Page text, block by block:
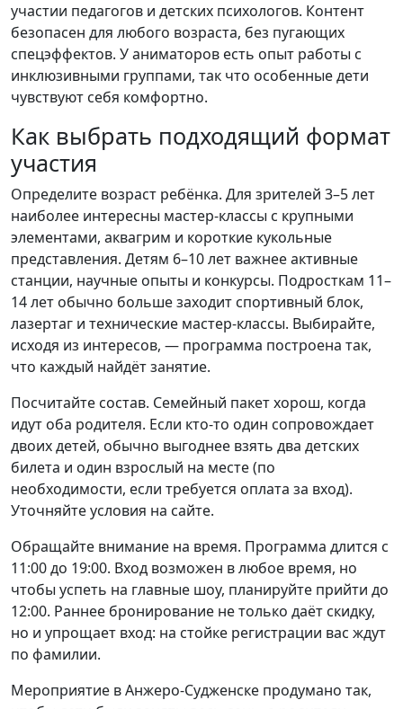
участии педагогов и детских психологов. Контент
безопасен для любого возраста, без пугающих
спецэффектов. У аниматоров есть опыт работы с
инклюзивными группами, так что особенные дети
чувствуют себя комфортно.
Как выбрать подходящий формат
участия
Определите возраст ребёнка. Для зрителей 3–5 лет
наиболее интересны мастер-классы с крупными
элементами, аквагрим и короткие кукольные
представления. Детям 6–10 лет важнее активные
станции, научные опыты и конкурсы. Подросткам 11–
14 лет обычно больше заходит спортивный блок,
лазертаг и технические мастер-классы. Выбирайте,
исходя из интересов, — программа построена так,
что каждый найдёт занятие.
Посчитайте состав. Семейный пакет хорош, когда
идут оба родителя. Если кто-то один сопровождает
двоих детей, обычно выгоднее взять два детских
билета и один взрослый на месте (по
необходимости, если требуется оплата за вход).
Уточняйте условия на сайте.
Обращайте внимание на время. Программа длится с
11:00 до 19:00. Вход возможен в любое время, но
чтобы успеть на главные шоу, планируйте прийти до
12:00. Раннее бронирование не только даёт скидку,
но и упрощает вход: на стойке регистрации вас ждут
по фамилии.
Мероприятие в Анжеро-Судженске продумано так,